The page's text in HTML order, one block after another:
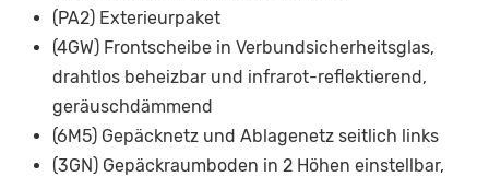
(PA2) Exterieurpaket
(4GW) Frontscheibe in Verbundsicherheitsglas,
drahtlos beheizbar und infrarot-reflektierend,
geräuschdämmend
(6M5) Gepäcknetz und Ablagenetz seitlich links
(3GN) Gepäckraumboden in 2 Höhen einstellbar,